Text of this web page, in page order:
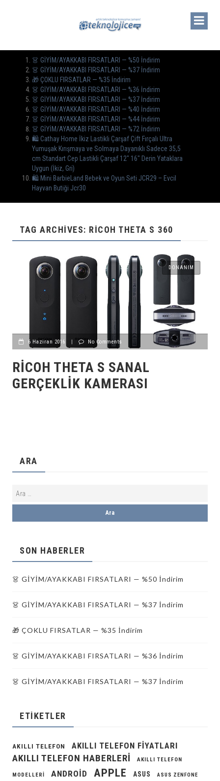
👗 GİYİM/AYAKKABI FIRSATLARI — %50 İndirim
👗 GİYİM/AYAKKABI FIRSATLARI — %37 İndirim
🎁 ÇOKLU FIRSATLAR — %35 İndirim
👗 GİYİM/AYAKKABI FIRSATLARI — %36 İndirim
👗 GİYİM/AYAKKABI FIRSATLARI — %37 İndirim
👗 GİYİM/AYAKKABI FIRSATLARI — %40 İndirim
👗 GİYİM/AYAKKABI FIRSATLARI — %44 İndirim
👗 GİYİM/AYAKKABI FIRSATLARI — %72 İndirim
🛍️ Cathay Home İkiz Lastikli Çarşaf Çift Fırçalı Ultra
Yumuşak Kırışmaya ve Solmaya Dayanıklı Sadece 35,5
cm Standart Cep Lastikli Çarşaf 12″ 16″ Derin Yataklara
Uygun (İkiz, Gri)
🛍 Mini BarbieLand Bebek ve Oyun Seti JCR29 – Evcil
Hayvan Butiği Jcr30
TAG ARCHIVES: RICOH THETA S 360
DONANIM
6 Haziran 2016 No Comments
RICOH THETA S SANAL
GERÇEKLIK KAMERASI
ARA
SON HABERLER
👗 GİYİM/AYAKKABI FIRSATLARI — %50 İndirim
👗 GİYİM/AYAKKABI FIRSATLARI — %37 İndirim
🎁 ÇOKLU FIRSATLAR — %35 İndirim
👗 GİYİM/AYAKKABI FIRSATLARI — %36 İndirim
👗 GİYİM/AYAKKABI FIRSATLARI — %37 İndirim
ETIKETLER
AKILLI TELEFON AKILLI TELEFON FIYATLARI
AKILLI TELEFON HABERLERI AKILLI TELEFON
MODELLERI ANDROID APPLE ASUS ASUS ZENFONE